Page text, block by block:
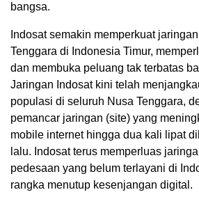
bangsa.
Indosat semakin memperkuat
Tenggara di Indonesia Timur,
dan membuka peluang tak terbatas
Jaringan Indosat kini telah
populasi di seluruh Nusa Tenggara,
pemancar jaringan (site) yang
mobile internet hingga dua kali lipat
lalu. Indosat terus memperluas
pedesaan yang belum terlayani di
rangka menutup kesenjangan digital.